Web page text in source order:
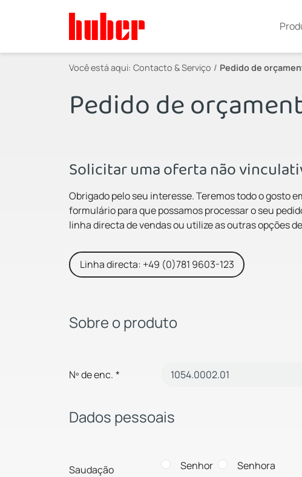
Você está aqui: Contacto & Serviço Pedido de
Pedido de
Solicitar uma oferta não
Obrigado pelo seu interesse. Teremos todo o gosto
formulário para que possamos processar o seu
linha directa de vendas ou utilize as outras opções
Linha directa: +49 (0)781 9603-123
Sobre o produto
Nº de enc. *
Dados pessoais
Saudação Senhor Senhora